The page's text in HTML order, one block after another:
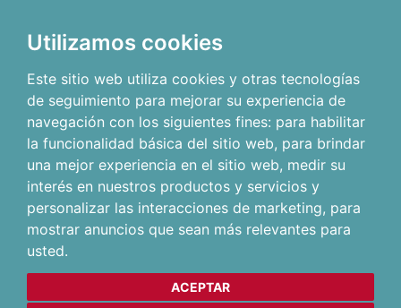
Utilizamos cookies
Este sitio web utiliza cookies y otras tecnologías
de seguimiento para mejorar su experiencia de
navegación con los siguientes fines: para habilitar
la funcionalidad básica del sitio web, para brindar
una mejor experiencia en el sitio web, medir su
interés en nuestros productos y servicios y
personalizar las interacciones de marketing, para
mostrar anuncios que sean más relevantes para
usted.
ACEPTAR